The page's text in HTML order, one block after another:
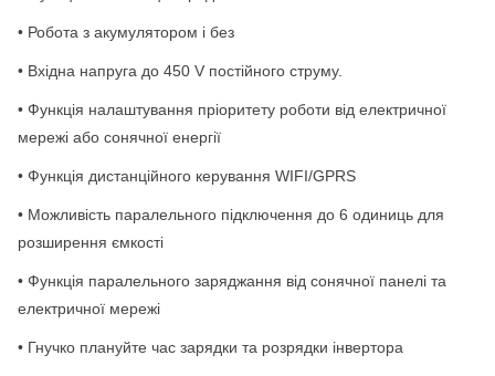
• Робота з акумулятором і без
• Вхідна напруга до 450 V постійного струму.
• Функція налаштування пріоритету роботи від електричної
мережі або сонячної енергії
• Функція дистанційного керування WIFI/GPRS
• Можливість паралельного підключення до 6 одиниць для
розширення ємкості
• Функція паралельного заряджання від сонячної панелі та
електричної мережі
• Гнучко плануйте час зарядки та розрядки інвертора